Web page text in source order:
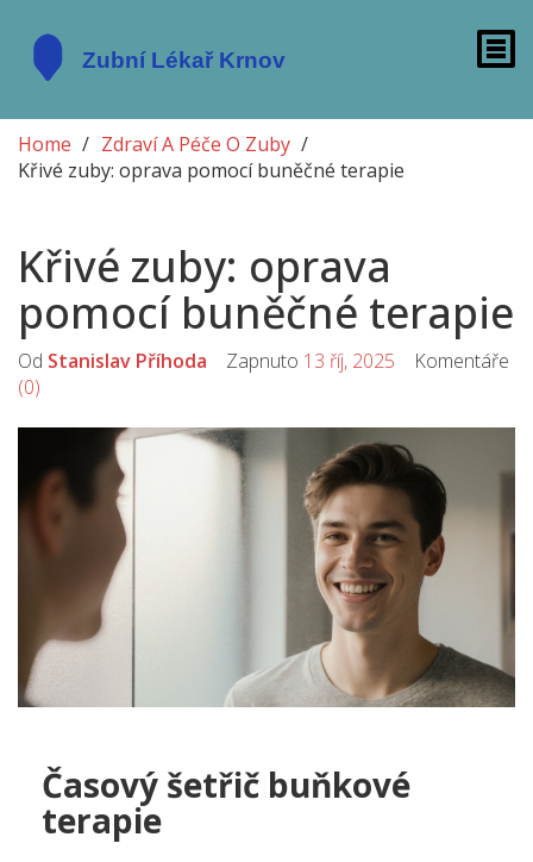
Home
Zdraví A Péče O Zuby
Křivé zuby: oprava pomocí buněčné terapie
Křivé zuby: oprava
pomocí buněčné terapie
Od Stanislav Příhoda Zapnuto 13 říj, 2025 Komentáře
(0)
Časový šetřič buňkové
terapie